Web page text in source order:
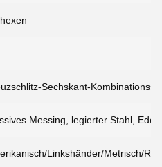
Sechskant-
Messing, legierter Stahl,
Linkshänder/Metrisch/